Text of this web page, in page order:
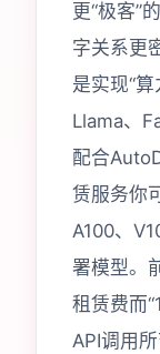
更“极客”
字关系更
是实现“
Llama、
配合
赁服务你
A100、
署模型。
租赁费而
API调用